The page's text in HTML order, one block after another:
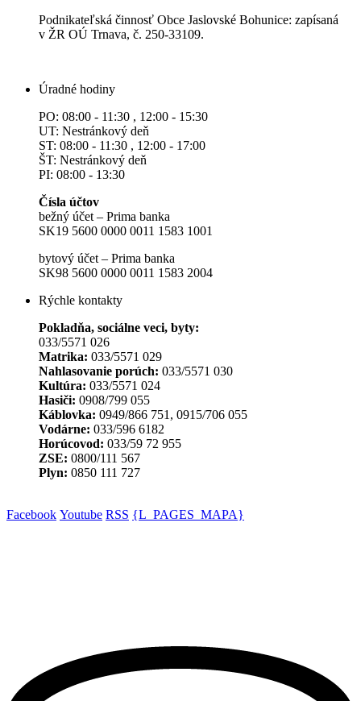
Podnikateľská činnosť Obce Jaslovské Bohunice: zapísaná
v ŽR OÚ Trnava, č. 250-33109.
Úradné hodiny
PO: 08:00 - 11:30 , 12:00 - 15:30
UT: Nestránkový deň
ST: 08:00 - 11:30 , 12:00 - 17:00
ŠT: Nestránkový deň
PI: 08:00 - 13:30
Čísla účtov
bežný účet – Prima banka
SK19 5600 0000 0011 1583 1001
bytový účet – Prima banka
SK98 5600 0000 0011 1583 2004
Rýchle kontakty
Pokladňa, sociálne veci, byty:
033/5571 026
Matrika: 033/5571 029
Nahlasovanie porúch: 033/5571 030
Kultúra: 033/5571 024
Hasiči: 0908/799 055
Káblovka: 0949/866 751, 0915/706 055
Vodárne: 033/596 6182
Horúcovod: 033/59 72 955
ZSE: 0800/111 567
Plyn: 0850 111 727
Facebook Youtube RSS {L_PAGES_MAPA}